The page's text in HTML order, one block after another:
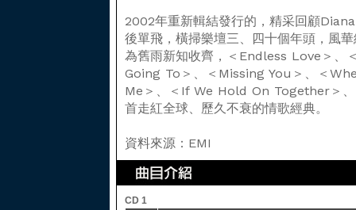
2002年重新輯結發行的，精采回顧
後單飛，橫掃樂壇三、四十個年頭，風
為舊雨新知收齊，＜Endless Love＞
Going To＞、＜Missing You＞、＜
Me＞、＜If We Hold On Together＞
首走紅全球、歷久不衰的情歌經典。
資料來源：EMI
CD 1